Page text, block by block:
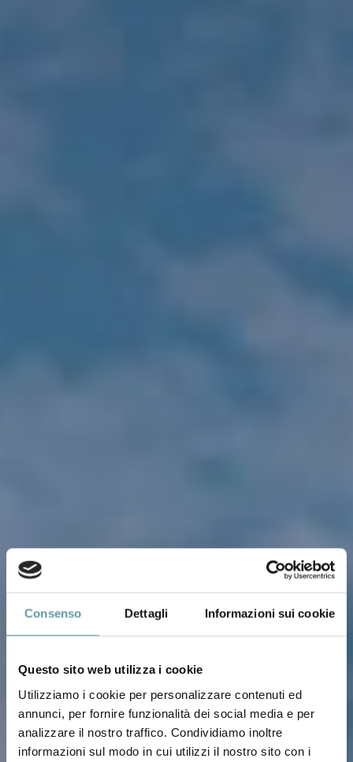
Consenso Dettagli Informazioni sui cookie
Questo sito web utilizza i cookie
Utilizziamo i cookie per personalizzare contenuti ed
annunci, per fornire funzionalità dei social media e per
analizzare il nostro traffico. Condividiamo inoltre
informazioni sul modo in cui utilizzi il nostro sito con i